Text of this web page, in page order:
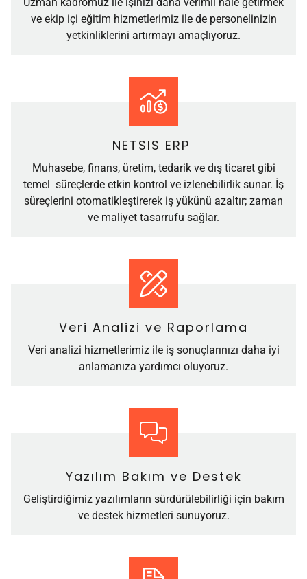
ve ekip içi eğitim hizmetlerimiz ile de personelinizin
yetkinliklerini artırmayı amaçlıyoruz.
NETSIS ERP
Muhasebe, finans, üretim, tedarik ve dış ticaret gibi
temel süreçlerde etkin kontrol ve izlenebilirlik sunar. İş
süreçlerini otomatikleştirerek iş yükünü azaltır; zaman
ve maliyet tasarrufu sağlar.
Veri Analizi ve Raporlama
Veri analizi hizmetlerimiz ile iş sonuçlarınızı daha iyi
anlamanıza yardımcı oluyoruz.
Yazılım Bakım ve Destek
Geliştirdiğimiz yazılımların sürdürülebilirliği için bakım
ve destek hizmetleri sunuyoruz.